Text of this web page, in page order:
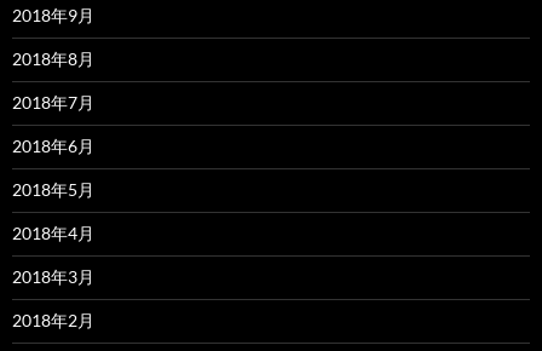
2018年9月
2018年8月
2018年7月
2018年6月
2018年5月
2018年4月
2018年3月
2018年2月